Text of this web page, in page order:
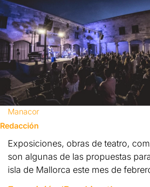
Manacor
Redacción
Exposiciones, obras de teatro,
son algunas de las propuestas
isla de Mallorca este mes de